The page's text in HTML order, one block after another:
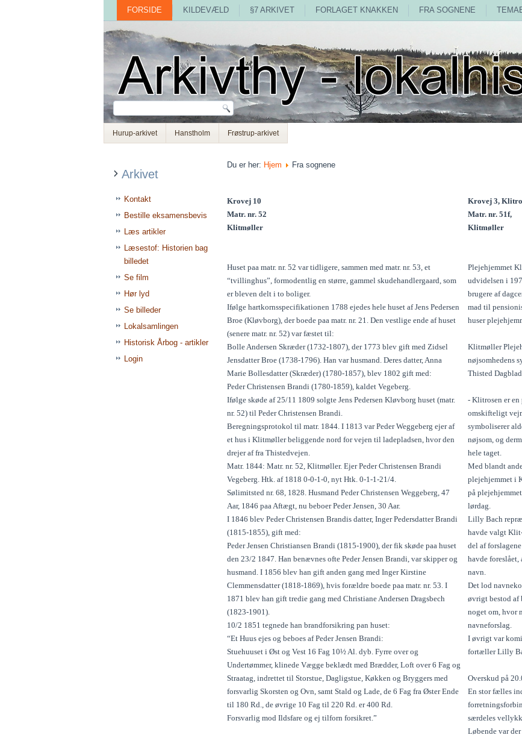
FORSIDE KILDEVÆLD §7 ARKIVET FORLAGET KNAKKEN FRA SOGNENE
Hurup-arkivet Hanstholm Frøstrup-arkivet
Arkivet
Kontakt
Bestille eksamensbevis
Læs artikler
Læsestof: Historien bag
billedet
Se film
Hør lyd
Se billeder
Lokalsamlingen
Historisk Årbog - artikler
Login
Du er her: Hjem Fra sognene
Krovej 10
Matr. nr. 52
Klitmøller
Huset paa matr. nr. 52 var tidligere, sammen med matr. nr. 53, et
“tvillinghus”, formodentlig en større, gammel skudehandlergaard, som
er bleven delt i to boliger.
Ifølge hartkornsspecifikationen 1788 ejedes hele huset af Jens Pedersen
Broe (Kløvborg), der boede paa matr. nr. 21. Den vestlige ende af huset
(senere matr. nr. 52) var fæstet til:
Bolle Andersen Skræder (1732-1807), der 1773 blev gift med Zidsel
Jensdatter Broe (1738-1796). Han var husmand. Deres datter, Anna
Marie Bollesdatter (Skræder) (1780-1857), blev 1802 gift med:
Peder Christensen Brandi (1780-1859), kaldet Vegeberg.
Ifølge skøde af 25/11 1809 solgte Jens Pedersen Kløvborg huset (matr.
nr. 52) til Peder Christensen Brandi.
Beregningsprotokol til matr. 1844. I 1813 var Peder Weggeberg ejer af
et hus i Klitmøller beliggende nord for vejen til ladepladsen, hvor den
drejer af fra Thistedvejen.
Matr. 1844: Matr. nr. 52, Klitmøller. Ejer Peder Christensen Brandi
Vegeberg. Htk. af 1818 0-0-1-0, nyt Htk. 0-1-1-21/4.
Sølimitsted nr. 68, 1828. Husmand Peder Christensen Weggeberg, 47
Aar, 1846 paa Aftægt, nu beboer Peder Jensen, 30 Aar.
I 1846 blev Peder Christensen Brandis datter, Inger Pedersdatter Brandi
(1815-1855), gift med:
Peder Jensen Christiansen Brandi (1815-1900), der fik skøde paa huset
den 23/2 1847. Han benævnes ofte Peder Jensen Brandi, var skipper og
husmand. I 1856 blev han gift anden gang med Inger Kirstine
Clemmensdatter (1818-1869), hvis forældre boede paa matr. nr. 53. I
1871 blev han gift tredie gang med Christiane Andersen Dragsbech
(1823-1901).
10/2 1851 tegnede han brandforsikring pan huset:
“Et Huus ejes og beboes af Peder Jensen Brandi:
Stuehuuset i Øst og Vest 16 Fag 10½ Al. dyb. Fyrre over og
Undertømmer, klinede Vægge beklædt med Brædder, Loft over 6 Fag og
Straatag, indrettet til Storstue, Dagligstue, Køkken og Bryggers med
forsvarlig Skorsten og Ovn, samt Stald og Lade, de 6 Fag fra Øster Ende
til 180 Rd., de øvrige 10 Fag til 220 Rd. er 400 Rd.
Forsvarlig mod Ildsfare og ej tilforn forsikret.”
Krovej 3,
Matr. nr. 51f,
Klitmøller
Plejehjemmet
udvidelsen i
brugere af
mad til
huser
Klitmøller
nøjsomhedens
Thisted
- Klitrosen er en
omskifteligt
symboliserer
nøjsom, og
hele taget.
Med blandt
plejehjemmet i
på
lørdag.
Lilly Bach
havde valgt
del af
havde
navn.
Det lod
øvrigt bestod af
noget om, hvor
navneforslag.
I øvrigt var
fortæller Lilly
Overskud på
En stor fælles
særdeles
Løbende var